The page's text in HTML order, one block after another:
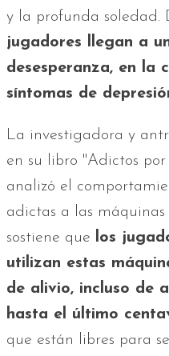
y la profunda soledad.
jugadores llegan a
desesperanza, en la
síntomas de
La investigadora y
en su libro "Adictos
analizó el
adictas a las
sostiene que
los
utilizan estas
de alivio, incluso de
hasta el último
que están libres para